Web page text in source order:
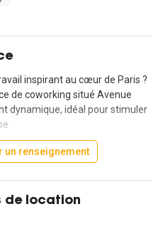
inspirant au cœur de Paris ?
de coworking situé Avenue
dynamique, idéal pour stimuler
Paris, profitez d'un espace
communs. Vous y
qu'un espace coworking
dans différents
bureau privatif. De nombreux
un renseignement
de location